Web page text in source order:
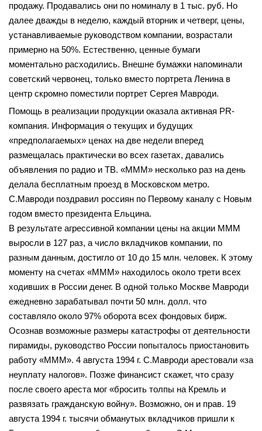
продажу. Продавались они по номиналу в 1 тыс. руб. Но
далее дважды в неделю, каждый вторник и четверг, цены,
устанавливаемые руководством компании, возрастали
примерно на 50%. Естественно, ценные бумаги
моментально расходились. Внешне бумажки напоминали
советский червонец, только вместо портрета Ленина в
центр скромно поместили портрет Сергея Мавроди.
Помощь в реализации продукции оказала активная PR-
компания. Информация о текущих и будущих
«предполагаемых» ценах на две недели вперед
размещалась практически во всех газетах, давались
объявления по радио и ТВ. «МММ» несколько раз на день
делала бесплатным проезд в Московском метро.
С.Мавроди поздравил россиян по Первому каналу с Новым
годом вместо президента Ельцина.
В результате агрессивной компании цены на акции МММ
выросли в 127 раз, а число вкладчиков компании, по
разным данным, достигло от 10 до 15 млн. человек. К этому
моменту на счетах «МММ» находилось около трети всех
ходивших в России денег. В одной только Москве Мавроди
ежедневно зарабатывал почти 50 млн. долл. что
составляло около 97% оборота всех фондовых бирж.
Осознав возможные размеры катастрофы от деятельности
пирамиды, руководство России попыталось приостановить
работу «МММ». 4 августа 1994 г. С.Мавроди арестовали «за
неуплату налогов». Позже финансист скажет, что сразу
после своего ареста мог «бросить толпы на Кремль и
развязать гражданскую войну». Возможно, он и прав. 19
августа 1994 г. тысячи обманутых вкладчиков пришли к